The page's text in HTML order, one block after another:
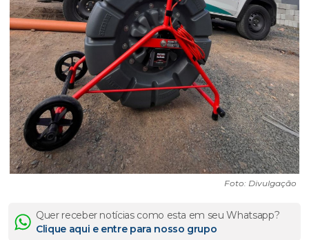
Foto: Divulgação
Quer receber notícias como esta em seu Whatsapp?
Clique aqui e entre para nosso grupo